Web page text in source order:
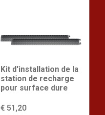
Kit d'installation de la
station de recharge
pour surface dure
€ 51,20